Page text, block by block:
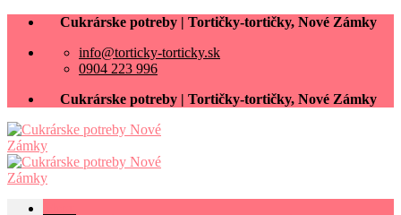
Skip
content
Cukrárske potreby | Tortičky-tortičky, Nové Zámky
info@torticky-torticky.sk
0904 223 996
Cukrárske potreby | Tortičky-tortičky, Nové Zámky